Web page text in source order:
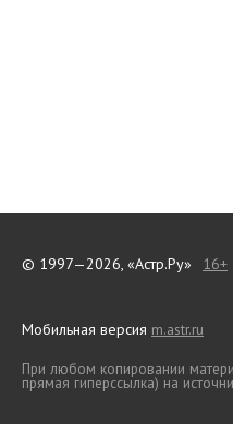
© 1997—2026, «Астр.Ру» 16+
Мобильная версия m.astr.ru
При любом копировании
прямая гиперссылка) на